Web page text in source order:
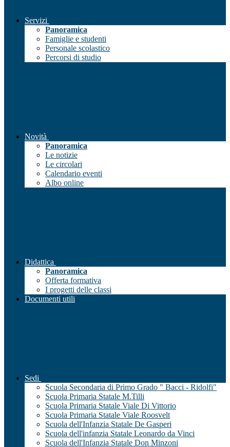
Servizi
Panoramica
Famiglie e studenti
Personale scolastico
Percorsi di studio
Novità
Panoramica
Le notizie
Le circolari
Calendario eventi
Albo online
Didattica
Panoramica
Offerta formativa
I progetti delle classi
Documenti utili
Sedi
Scuola Secondaria di Primo Grado " Bacci - Ridolfi"
Scuola Primaria Statale M.Tilli
Scuola Primaria Statale Viale Di Vittorio
Scuola Primaria Statale Viale Roosvelt
Scuola dell'Infanzia Statale De Gasperi
Scuola dell'infanzia Statale Leonardo da Vinci
Scuola dell'Infanzia Statale Don Minzoni